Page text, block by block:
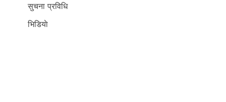
सुचना प्रविधि
भिडियाे